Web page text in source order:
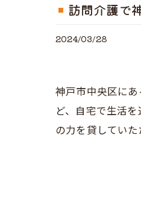
訪問介護で
2024/03/28
神戸市中央区に
ど、自宅で生活
の力を貸してい